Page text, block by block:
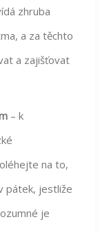
zhruba
a za těchto
a zajišťovat
– k
na to,
pátek, jestliže
je